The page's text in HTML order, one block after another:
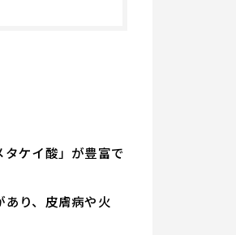
ケイ酸」が豊富で
り、皮膚病や火